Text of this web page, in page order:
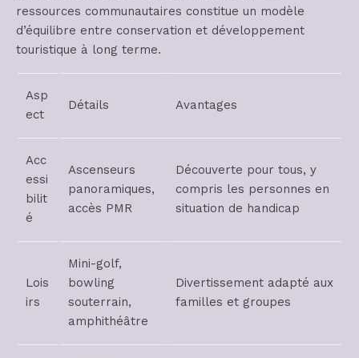
ressources communautaires constitue un modèle
d’équilibre entre conservation et développement
touristique à long terme.
Asp
ect
Détails Avantages
Acc
essi
bilit
é
Ascenseurs
panoramiques,
accès PMR
Découverte pour tous, y
compris les personnes en
situation de handicap
Lois
irs
Mini-golf,
bowling
souterrain,
amphithéâtre
Divertissement adapté aux
familles et groupes